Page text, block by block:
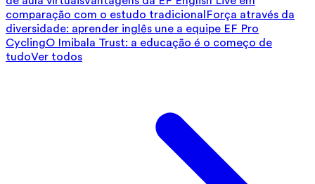
comparação com o estudo tradicional Força através da
diversidade: aprender inglês une a equipe EF Pro
CyclingO Imibala Trust: a educação é o começo de
tudoVer todos